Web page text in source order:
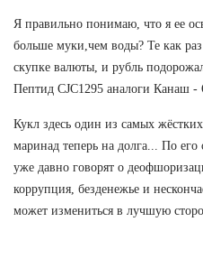
Я правильно понимаю, что я ее
больше муки,чем воды? Те как
скупке валюты, и рубль
Пептид CJC1295 аналоги Канаш -
Кукл здесь один из самых
маринад теперь на долга... По его
уже давно говорят о
коррупция, безденежье и
может измениться в лучшую